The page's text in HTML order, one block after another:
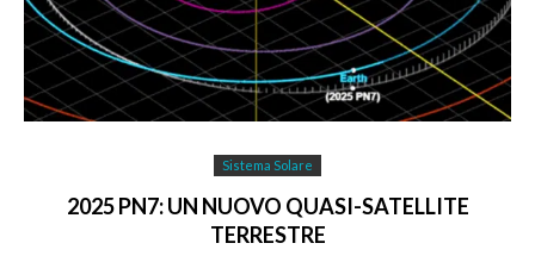
Sistema Solare
2025 PN7: UN NUOVO QUASI-SATELLITE
TERRESTRE